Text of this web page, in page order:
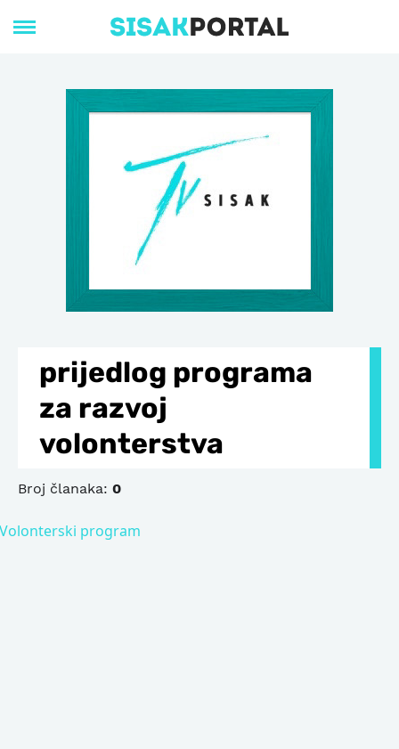
prijedlog programa
za razvoj
volonterstva
Broj članaka: 0